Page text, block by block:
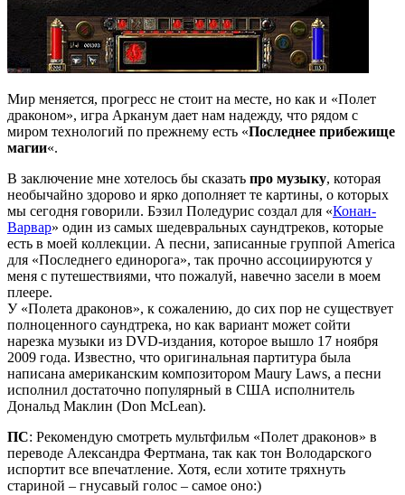
Мир меняется, прогресс не стоит на месте, но как и «Полет
драконом», игра Арканум дает нам надежду, что рядом с
миром технологий по прежнему есть «Последнее прибежище
магии«.
В заключение мне хотелось бы сказать про музыку, которая
необычайно здорово и ярко дополняет те картины, о которых
мы сегодня говорили. Бэзил Поледурис создал для «Конан-
Варвар» один из самых шедевральных саундтреков, которые
есть в моей коллекции. А песни, записанные группой America
для «Последнего единорога», так прочно ассоциируются у
меня с путешествиями, что пожалуй, навечно засели в моем
плеере.
У «Полета драконов», к сожалению, до сих пор не существует
полноценного саундтрека, но как вариант может сойти
нарезка музыки из DVD-издания, которое вышло 17 ноября
2009 года. Известно, что оригинальная партитура была
написана американским композитором Maury Laws, а песни
исполнил достаточно популярный в США исполнитель
Дональд Маклин (Don McLean).
ПС: Рекомендую смотреть мультфильм «Полет драконов» в
переводе Александра Фертмана, так как тон Володарского
испортит все впечатление. Хотя, если хотите тряхнуть
стариной – гнусавый голос – самое оно:)